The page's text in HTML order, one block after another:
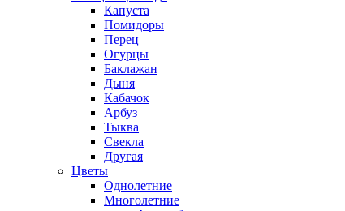
Капуста
Помидоры
Перец
Огурцы
Баклажан
Дыня
Кабачок
Арбуз
Тыква
Свекла
Другая
Цветы
Однолетние
Многолетние